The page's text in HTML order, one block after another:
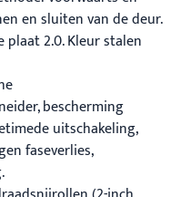
en sluiten van de deur.
plaat 2.0. Kleur stalen
bescherming
uitschakeling,
faseverlies,